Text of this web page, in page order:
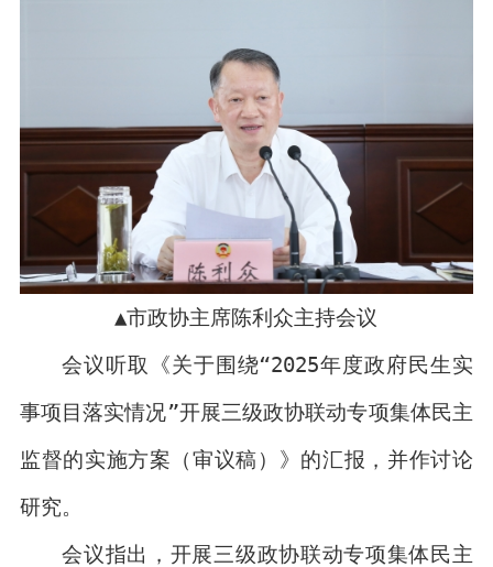
▲市政协主席陈利众主持会议
会议听取《关于围绕“2025年度政府民生实
事项目落实情况”开展三级政协联动专项集体民主
监督的实施方案（审议稿）》的汇报，并作讨论
研究。
会议指出，开展三级政协联动专项集体民主